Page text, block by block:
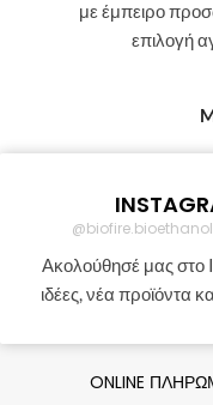
με έμπειρο
επιλογή
Ακολούθησέ μας στο
ιδέες, νέα προϊόντα
ΑΜΕΣΗ
24-48 ώρες
ONLINE